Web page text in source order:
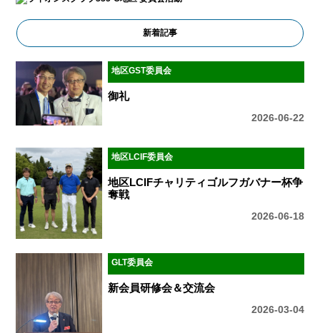
新着記事
地区GST委員会
御礼
2026-06-22
地区LCIF委員会
地区LCIFチャリティゴルフガバナー杯争
奪戦
2026-06-18
GLT委員会
新会員研修会＆交流会
2026-03-04